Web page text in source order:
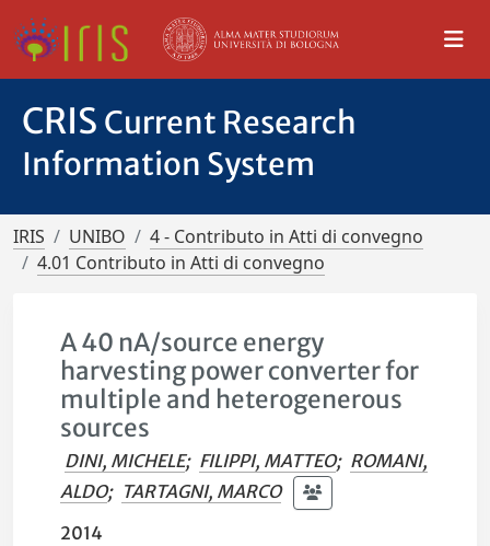
CRIS Current Research
Information System
IRIS UNIBO
4 - Contributo in Atti di convegno
4.01 Contributo in Atti di convegno
A 40 nA/source energy
harvesting power converter for
multiple and heterogenerous
sources
DINI, MICHELE; FILIPPI, MATTEO; ROMANI,
ALDO; TARTAGNI, MARCO
2014